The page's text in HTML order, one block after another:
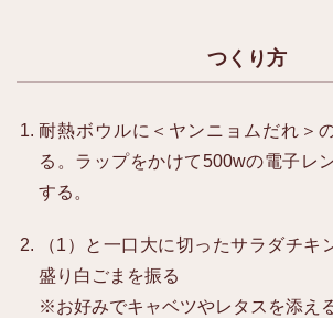
つくり方
耐熱ボウルに＜ヤンニョムだれ＞
る。ラップをかけて500wの電子レ
する。
（1）と一口大に切ったサラダチキ
盛り白ごまを振る
※お好みでキャベツやレタスを添える